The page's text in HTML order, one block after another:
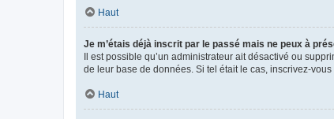
Haut
Je m’étais déjà inscrit par le passé mais ne peux à
Il est possible qu’un administrateur ait désactivé ou
de leur base de données. Si tel était le cas, inscrivez-
Haut